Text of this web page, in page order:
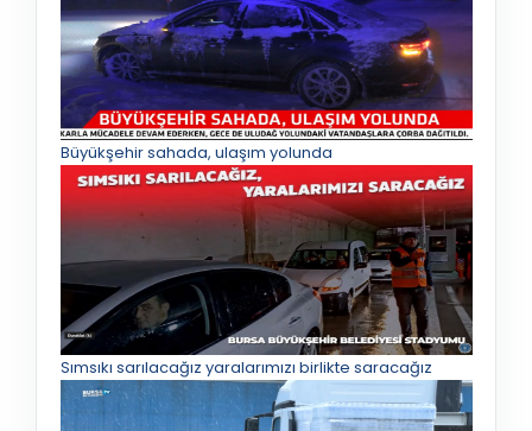
Büyükşehir sahada, ulaşım yolunda
Sımsıkı sarılacağız yaralarımızı birlikte saracağız